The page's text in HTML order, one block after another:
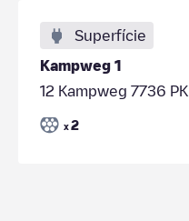
Superfície
Kampweg 1
12 Kampweg 7736 PK
x 2